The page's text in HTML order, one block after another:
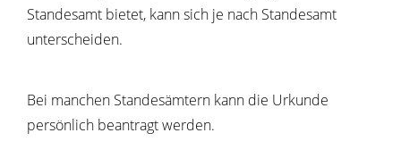
Standesamt bietet, kann sich je nach Standesamt
unterscheiden.
Bei manchen Standesämtern kann die Urkunde
persönlich beantragt werden.